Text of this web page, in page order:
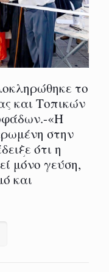
το
και Τοπικών
«Η
στην
ότι η
μόνο γεύση,
και